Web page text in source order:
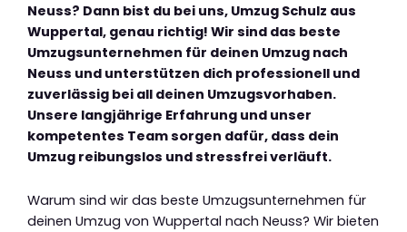
Neuss? Dann bist du bei uns, Umzug Schulz aus
Wuppertal, genau richtig! Wir sind das beste
Umzugsunternehmen für deinen Umzug nach
Neuss und unterstützen dich professionell und
zuverlässig bei all deinen Umzugsvorhaben.
Unsere langjährige Erfahrung und unser
kompetentes Team sorgen dafür, dass dein
Umzug reibungslos und stressfrei verläuft.
Warum sind wir das beste Umzugsunternehmen für
deinen Umzug von Wuppertal nach Neuss? Wir bieten